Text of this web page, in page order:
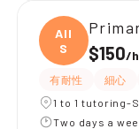
All
S
$150/
有耐性 細心
1 to 1 tutoring-
Two days a